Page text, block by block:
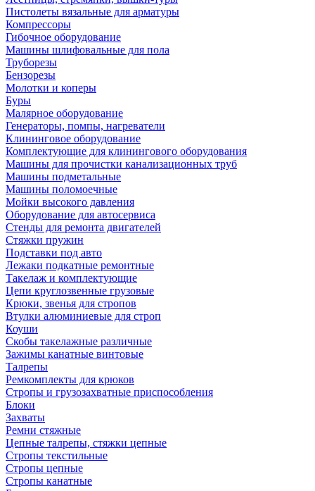
Пистолеты вязальные для арматуры
Компрессоры
Гибочное оборудование
Машины шлифовальные для пола
Труборезы
Бензорезы
Молотки и коперы
Буры
Малярное оборудование
Генераторы, помпы, нагреватели
Клининговое оборудование
Комплектующие для клинингового оборудования
Машины для прочистки канализационных труб
Машины подметальные
Машины поломоечные
Мойки высокого давления
Оборудование для автосервиса
Стенды для ремонта двигателей
Стяжки пружин
Подставки под авто
Лежаки подкатные ремонтные
Такелаж и комплектующие
Цепи круглозвенные грузовые
Крюки, звенья для стропов
Втулки алюминиевые для строп
Коуши
Скобы такелажные различные
Зажимы канатные винтовые
Талрепы
Ремкомплекты для крюков
Стропы и грузозахватные приспособления
Блоки
Захваты
Ремни стяжные
Цепные талрепы, стяжки цепные
Стропы текстильные
Стропы цепные
Стропы канатные